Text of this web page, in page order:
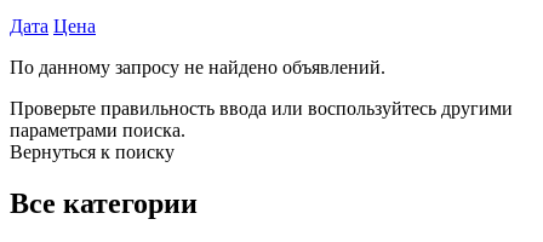
Дата Цена
По данному запросу не найдено объявлений.
Проверьте правильность ввода или воспользуйтесь другими
параметрами поиска.
Вернуться к поиску
Все категории